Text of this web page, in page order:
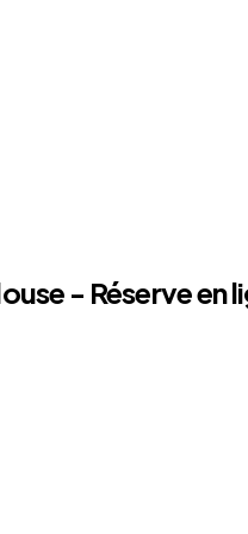
- Réserve en